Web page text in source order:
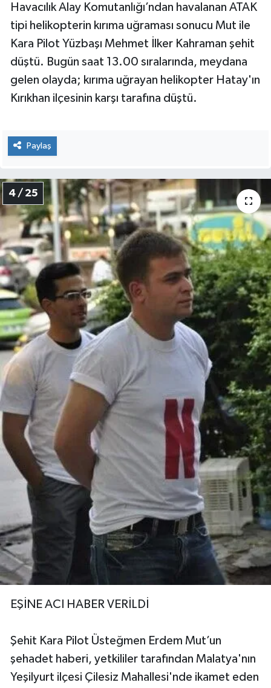
Havacılık Alay Komutanlığı’ndan havalanan ATAK
tipi helikopterin kırıma uğraması sonucu Mut ile
Kara Pilot Yüzbaşı Mehmet İlker Kahraman şehit
düştü. Bugün saat 13.00 sıralarında, meydana
gelen olayda; kırıma uğrayan helikopter Hatay'ın
Kırıkhan ilçesinin karşı tarafına düştü.
Paylaş
4 / 25
EŞİNE ACI HABER VERİLDİ
Şehit Kara Pilot Üsteğmen Erdem Mut’un
şehadet haberi, yetkililer tarafından Malatya'nın
Yeşilyurt ilçesi Çilesiz Mahallesi'nde ikamet eden